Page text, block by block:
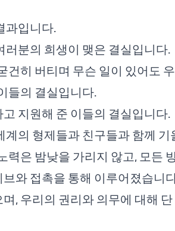
과입니다.
러분의 희생이 맺은 결실입니다.
건히 버티며 무슨 일이 있어도
들의 결실입니다.
지원해 준 이들의 결실입니다.
계의 형제들과 친구들과 함께 기
력은 밤낮을 가리지 않고, 모든
와 접촉을 통해 이루어졌습니
, 우리의 권리와 의무에 대해